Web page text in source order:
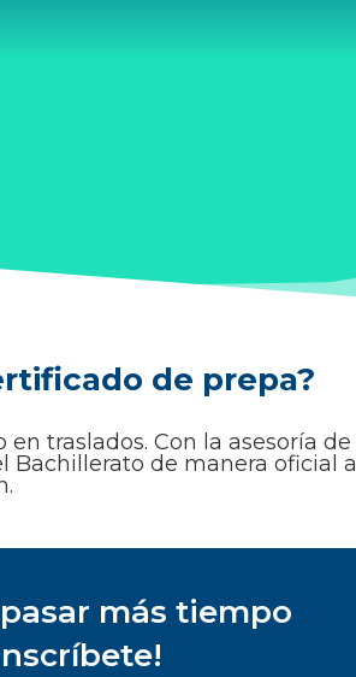
de prepa?
traslados. Con la asesoría de
Bachillerato de manera oficial a
más tiempo